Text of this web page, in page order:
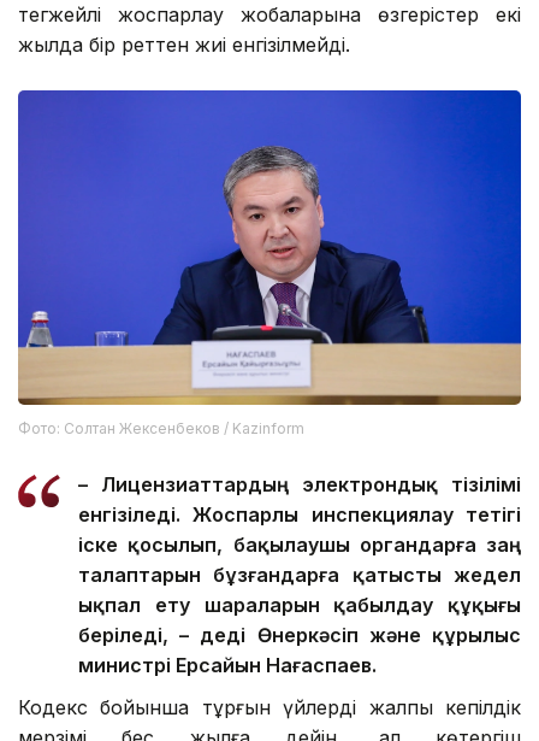
тегжейлі жоспарлау жобаларына өзгерістер екі
жылда бір реттен жиі енгізілмейді.
Фото: Солтан Жексенбеков / Kazinform
– Лицензиаттардың электрондық тізілімі
енгізіледі. Жоспарлы инспекциялау тетігі
іске қосылып, бақылаушы органдарға заң
талаптарын бұзғандарға қатысты жедел
ықпал ету шараларын қабылдау құқығы
беріледі, – деді Өнеркәсіп және құрылыс
министрі Ерсайын Нағаспаев.
Кодекс бойынша тұрғын үйлердің жалпы кепілдік